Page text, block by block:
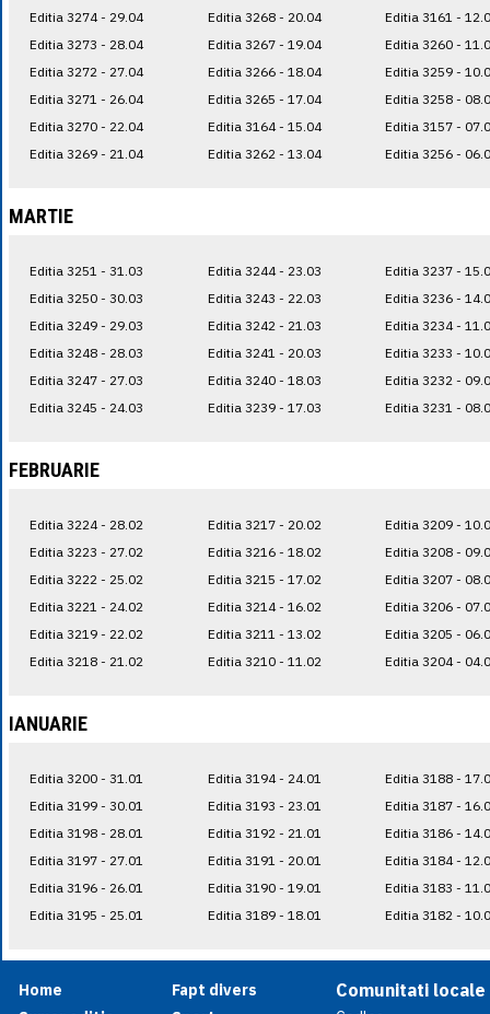
Editia 3274 - 29.04
Editia 3273 - 28.04
Editia 3272 - 27.04
Editia 3271 - 26.04
Editia 3270 - 22.04
Editia 3269 - 21.04
Editia 3268 - 20.04
Editia 3267 - 19.04
Editia 3266 - 18.04
Editia 3265 - 17.04
Editia 3164 - 15.04
Editia 3262 - 13.04
Editia 3161 -
Editia 3260 -
Editia 3259 -
Editia 3258 -
Editia 3157 -
Editia 3256 -
MARTIE
Editia 3251 - 31.03
Editia 3250 - 30.03
Editia 3249 - 29.03
Editia 3248 - 28.03
Editia 3247 - 27.03
Editia 3245 - 24.03
Editia 3244 - 23.03
Editia 3243 - 22.03
Editia 3242 - 21.03
Editia 3241 - 20.03
Editia 3240 - 18.03
Editia 3239 - 17.03
Editia 3237 -
Editia 3236 -
Editia 3234 -
Editia 3233 -
Editia 3232 -
Editia 3231 -
FEBRUARIE
Editia 3224 - 28.02
Editia 3223 - 27.02
Editia 3222 - 25.02
Editia 3221 - 24.02
Editia 3219 - 22.02
Editia 3218 - 21.02
Editia 3217 - 20.02
Editia 3216 - 18.02
Editia 3215 - 17.02
Editia 3214 - 16.02
Editia 3211 - 13.02
Editia 3210 - 11.02
Editia 3209 -
Editia 3208 -
Editia 3207 -
Editia 3206 -
Editia 3205 -
Editia 3204 -
IANUARIE
Editia 3200 - 31.01
Editia 3199 - 30.01
Editia 3198 - 28.01
Editia 3197 - 27.01
Editia 3196 - 26.01
Editia 3195 - 25.01
Editia 3194 - 24.01
Editia 3193 - 23.01
Editia 3192 - 21.01
Editia 3191 - 20.01
Editia 3190 - 19.01
Editia 3189 - 18.01
Editia 3188 -
Editia 3187 -
Editia 3186 -
Editia 3184 -
Editia 3183 -
Editia 3182 -
Home
Fapt divers
Comunitati locale